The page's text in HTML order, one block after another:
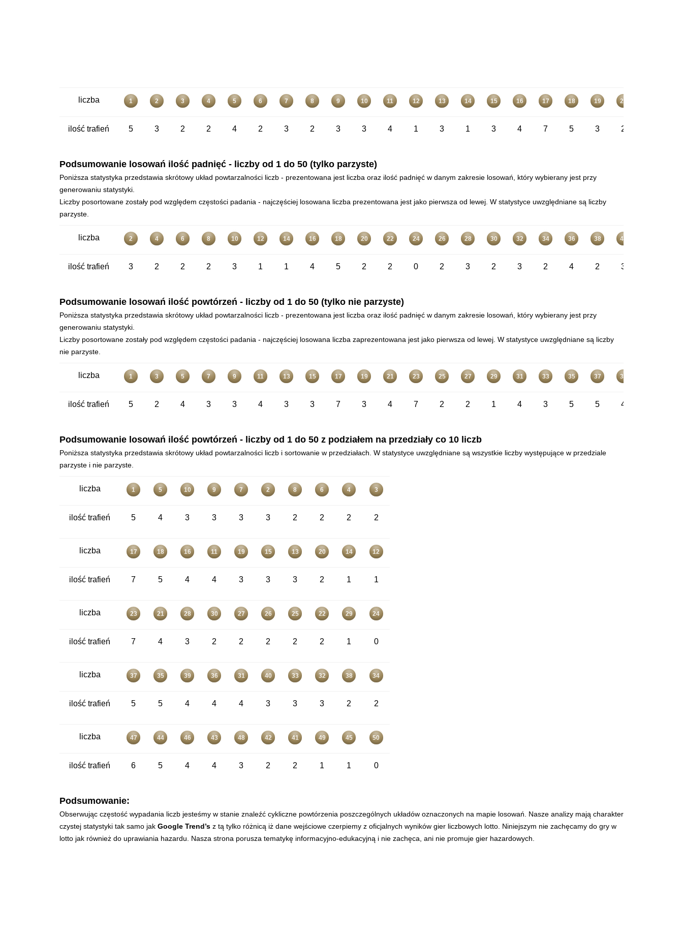
liczba 1 2 3 4 5 6 7 8 9 10 11 12 13 14 15 16 17 18 19 20
ilość trafień 5 3 2 2 4 2 3 2 3 3 4 1 3 1 3 4 7 5 3 2
Podsumowanie losowań ilość padnięć - liczby od 1 do 50 (tylko parzyste)
Poniższa statystyka przedstawia skrótowy układ powtarzalności liczb - prezentowana jest liczba oraz ilość padnięć w danym zakresie losowań, który wybierany jest przy
generowaniu statystyki.
Liczby posortowane zostały pod względem częstości padania - najczęściej losowana liczba prezentowana jest jako pierwsza od lewej. W statystyce uwzględniane są liczby
parzyste.
liczba 2 4 6 8 10 12 14 16 18 20 22 24 26 28 30 32 34 36 38 40
ilość trafień 3 2 2 2 3 1 1 4 5 2 2 0 2 3 2 3 2 4 2 3
Podsumowanie losowań ilość powtórzeń - liczby od 1 do 50 (tylko nie parzyste)
Poniższa statystyka przedstawia skrótowy układ powtarzalności liczb - prezentowana jest liczba oraz ilość padnięć w danym zakresie losowań, który wybierany jest przy
generowaniu statystyki.
Liczby posortowane zostały pod względem częstości padania - najczęściej losowana liczba zaprezentowana jest jako pierwsza od lewej. W statystyce uwzględniane są liczby
nie parzyste.
liczba 1 3 5 7 9 11 13 15 17 19 21 23 25 27 29 31 33 35 37 39
ilość trafień 5 2 4 3 3 4 3 3 7 3 4 7 2 2 1 4 3 5 5 4
Podsumowanie losowań ilość powtórzeń - liczby od 1 do 50 z podziałem na przedziały co 10 liczb
Poniższa statystyka przedstawia skrótowy układ powtarzalności liczb i sortowanie w przedziałach. W statystyce uwzględniane są wszystkie liczby występujące w przedziale
parzyste i nie parzyste.
liczba 1 5 10 9 7 2 8 6 4 3
ilość trafień 5 4 3 3 3 3 2 2 2 2
liczba 17 18 16 11 19 15 13 20 14 12
ilość trafień 7 5 4 4 3 3 3 2 1 1
liczba 23 21 28 30 27 26 25 22 29 24
ilość trafień 7 4 3 2 2 2 2 2 1 0
liczba 37 35 39 36 31 40 33 32 38 34
ilość trafień 5 5 4 4 4 3 3 3 2 2
liczba 47 44 46 43 48 42 41 49 45 50
ilość trafień 6 5 4 4 3 2 2 1 1 0
Podsumowanie:
Obserwując częstość wypadania liczb jesteśmy w stanie znaleźć cykliczne powtórzenia poszczególnych układów oznaczonych na mapie losowań. Nasze analizy mają charakter
czystej statystyki tak samo jak Google Trend’s z tą tylko różnicą iż dane wejściowe czerpiemy z oficjalnych wyników gier liczbowych lotto. Niniejszym nie zachęcamy do gry w
lotto jak również do uprawiania hazardu. Nasza strona porusza tematykę informacyjno-edukacyjną i nie zachęca, ani nie promuje gier hazardowych.